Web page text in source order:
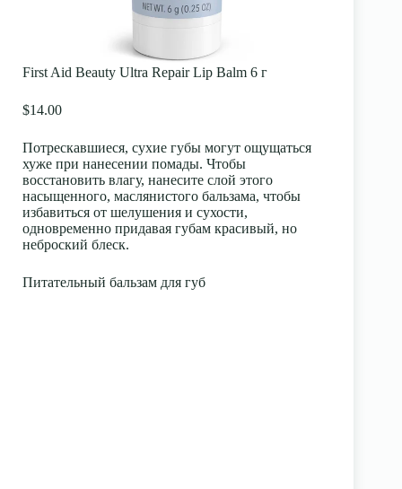
First Aid Beauty Ultra Repair Lip Balm 6 г
$14.00
Потрескавшиеся, сухие губы могут ощущаться
хуже при нанесении помады. Чтобы
восстановить влагу, нанесите слой этого
насыщенного, маслянистого бальзама, чтобы
избавиться от шелушения и сухости,
одновременно придавая губам красивый, но
неброский блеск.
Питательный бальзам для губ